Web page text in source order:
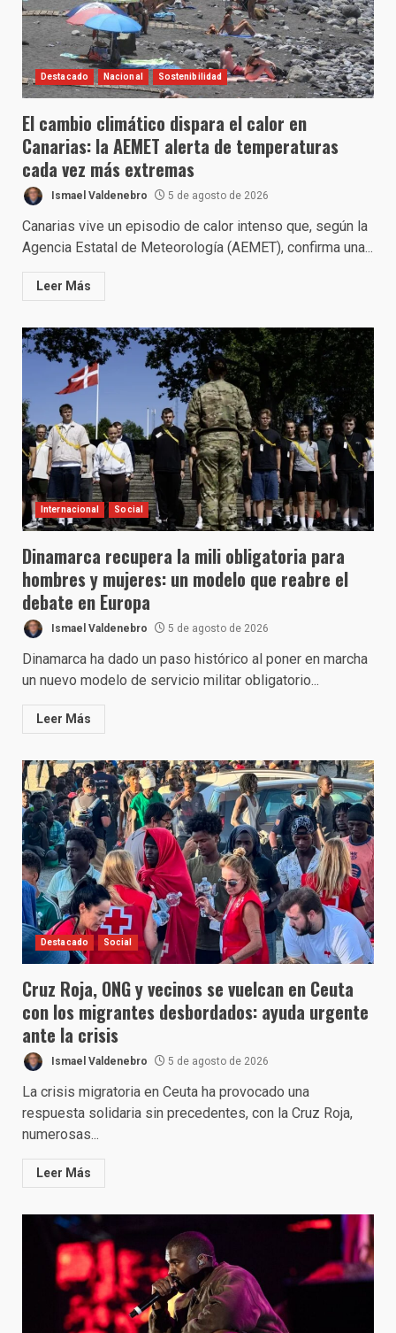
Destacado Nacional Sostenibilidad
El cambio climático dispara el calor en
Canarias: la AEMET alerta de temperaturas
cada vez más extremas
Ismael Valdenebro 5 de agosto de 2026
Canarias vive un episodio de calor intenso que, según la
Agencia Estatal de Meteorología (AEMET), confirma una...
Leer Más
Internacional Social
Dinamarca recupera la mili obligatoria para
hombres y mujeres: un modelo que reabre el
debate en Europa
Ismael Valdenebro 5 de agosto de 2026
Dinamarca ha dado un paso histórico al poner en marcha
un nuevo modelo de servicio militar obligatorio...
Leer Más
Destacado Social
Cruz Roja, ONG y vecinos se vuelcan en Ceuta
con los migrantes desbordados: ayuda urgente
ante la crisis
Ismael Valdenebro 5 de agosto de 2026
La crisis migratoria en Ceuta ha provocado una
respuesta solidaria sin precedentes, con la Cruz Roja,
numerosas...
Leer Más